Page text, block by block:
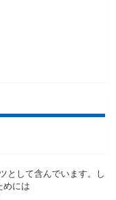
として含んでいます。し
めには